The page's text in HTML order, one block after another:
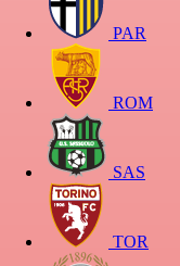
PAR
ROM
SAS
TOR